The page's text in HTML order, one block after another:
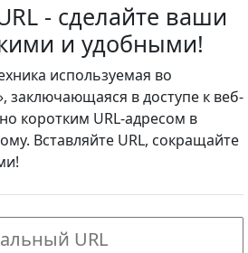
- сделайте ваши
и удобными!
используемая во
заключающаяся в доступе к веб-
коротким URL-адресом в
Вставляйте URL, сокращайте